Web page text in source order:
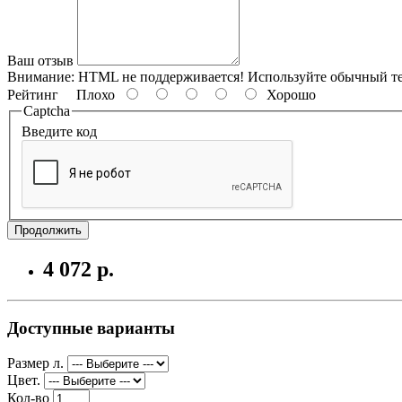
Ваш отзыв
Внимание: HTML не поддерживается! Используйте обычный
Рейтинг Плохо
Хорошо
Captcha
Введите код
Продолжить
4 072 р.
Доступные варианты
Размер л.
Цвет.
Кол-во